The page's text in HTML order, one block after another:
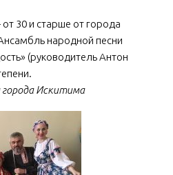
30 и старше от города
народной песни
(руководитель Антон
Искитима